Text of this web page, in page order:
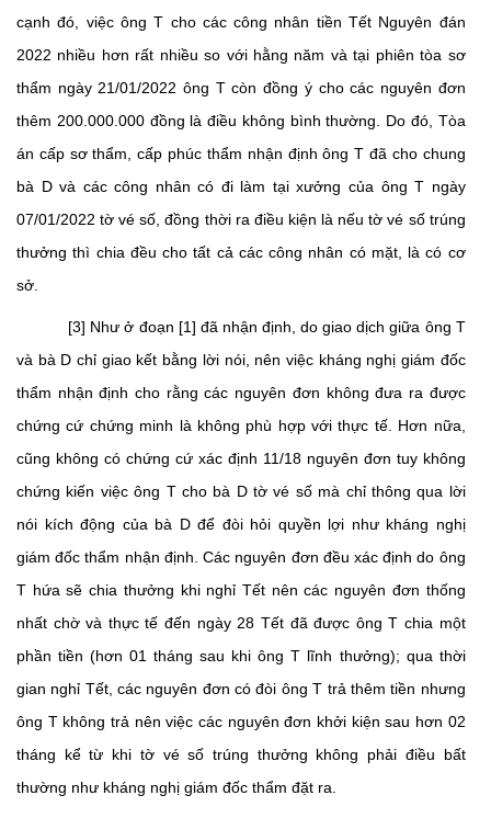
cạnh đó, việc ông T cho các công nhân tiền Tết Nguyên đán
2022 nhiều hơn rất nhiều so với hằng năm và tại phiên tòa sơ
thẩm ngày 21/01/2022 ông T còn đồng ý cho các nguyên đơn
thêm 200.000.000 đồng là điều không bình thường. Do đó, Tòa
án cấp sơ thẩm, cấp phúc thẩm nhận định ông T đã cho chung
bà D và các công nhân có đi làm tại xưởng của ông T ngày
07/01/2022 tờ vé số, đồng thời ra điều kiện là nếu tờ vé số trúng
thưởng thì chia đều cho tất cả các công nhân có mặt, là có cơ
sở.
[3] Như ở đoạn [1] đã nhận định, do giao dịch giữa ông T
và bà D chỉ giao kết bằng lời nói, nên việc kháng nghị giám đốc
thẩm nhận định cho rằng các nguyên đơn không đưa ra được
chứng cứ chứng minh là không phù hợp với thực tế. Hơn nữa,
cũng không có chứng cứ xác định 11/18 nguyên đơn tuy không
chứng kiến việc ông T cho bà D tờ vé số mà chỉ thông qua lời
nói kích động của bà D để đòi hỏi quyền lợi như kháng nghị
giám đốc thẩm nhận định. Các nguyên đơn đều xác định do ông
T hứa sẽ chia thưởng khi nghỉ Tết nên các nguyên đơn thống
nhất chờ và thực tế đến ngày 28 Tết đã được ông T chia một
phần tiền (hơn 01 tháng sau khi ông T lĩnh thưởng); qua thời
gian nghỉ Tết, các nguyên đơn có đòi ông T trả thêm tiền nhưng
ông T không trả nên việc các nguyên đơn khởi kiện sau hơn 02
tháng kể từ khi tờ vé số trúng thưởng không phải điều bất
thường như kháng nghị giám đốc thẩm đặt ra.